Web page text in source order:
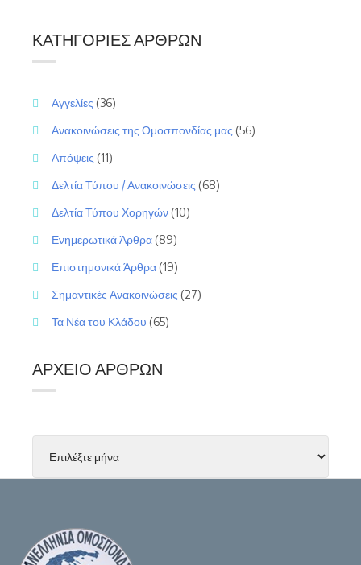
ΚΑΤΗΓΟΡΊΕΣ ΆΡΘΡΩΝ
Αγγελίες (36)
Ανακοινώσεις της Ομοσπονδίας μας (56)
Απόψεις (11)
Δελτία Τύπου / Ανακοινώσεις (68)
Δελτία Τύπου Χορηγών (10)
Ενημερωτικά Άρθρα (89)
Επιστημονικά Άρθρα (19)
Σημαντικές Ανακοινώσεις (27)
Τα Νέα του Κλάδου (65)
ΑΡΧΕΊΟ ΆΡΘΡΩΝ